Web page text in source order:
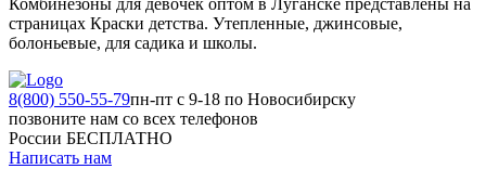
Комбинезоны для девочек оптом в Луганске представлены на
страницах Краски детства. Утепленные, джинсовые,
болоньевые, для садика и школы.
8(800) 550-55-79пн-пт с 9-18 по Новосибирску
позвоните нам со всех телефонов
России БЕСПЛАТНО
Написать нам